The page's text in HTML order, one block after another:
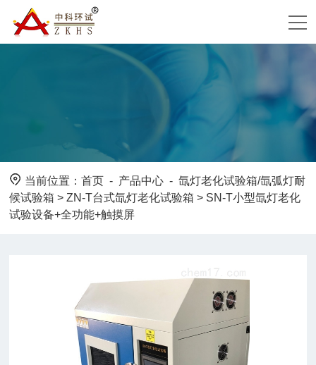
当前位置：首页 - 产品中心 -氙灯老化试验箱/氙弧灯耐
候试验箱 >ZN-T台式氙灯老化试验箱 > SN-T小型氙灯老化
试验设备+全功能+触摸屏